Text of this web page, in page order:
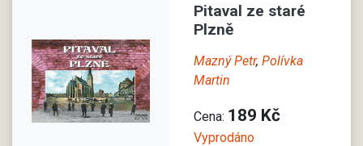
Pitaval ze staré
Plzně
Mazný Petr, Polívka
Martin
Cena: 189 Kč
Vyprodáno